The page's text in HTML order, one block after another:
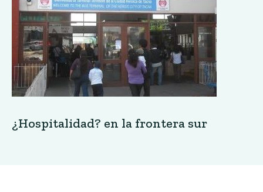
¿Hospitalidad? en la frontera sur